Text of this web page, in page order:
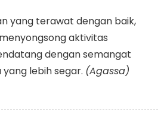
yang terawat dengan baik,
aktivitas
dengan semangat
lebih segar. (Agassa)